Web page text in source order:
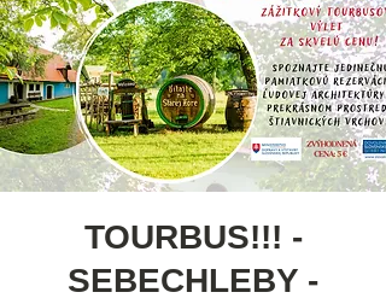
TOURBUS!!! -
SEBECHLEBY -